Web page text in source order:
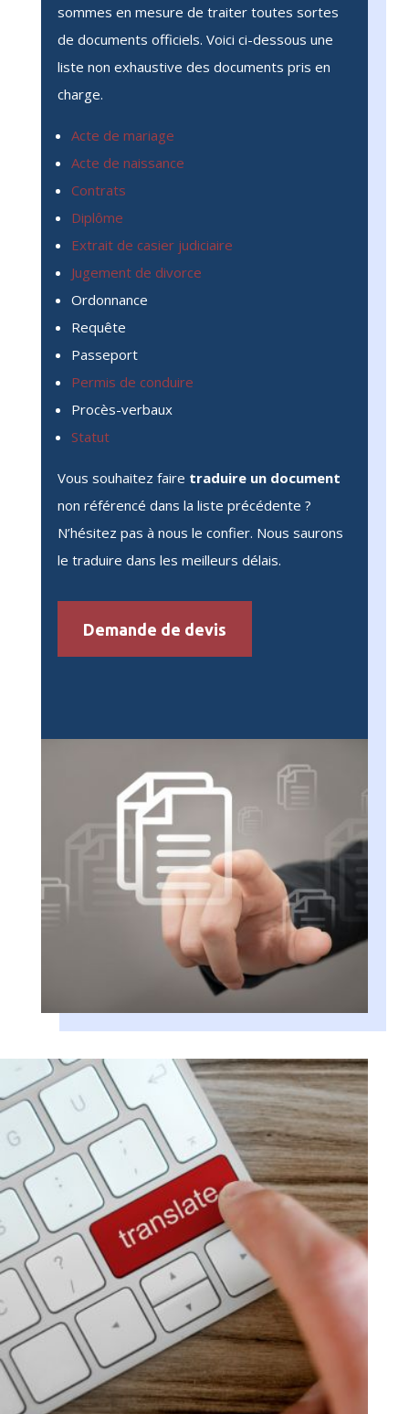
sommes en mesure de traiter toutes sortes
de documents officiels. Voici ci-dessous une
liste non exhaustive des documents pris en
charge.
Acte de mariage
Acte de naissance
Contrats
Diplôme
Extrait de casier judiciaire
Jugement de divorce
Ordonnance
Requête
Passeport
Permis de conduire
Procès-verbaux
Statut
Vous souhaitez faire traduire un document
non référencé dans la liste précédente ?
N’hésitez pas à nous le confier. Nous saurons
le traduire dans les meilleurs délais.
Demande de devis